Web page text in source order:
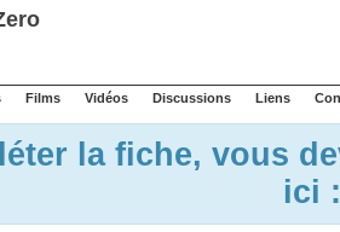
Films Vidéos Discussions Liens
la fiche, vous
ici